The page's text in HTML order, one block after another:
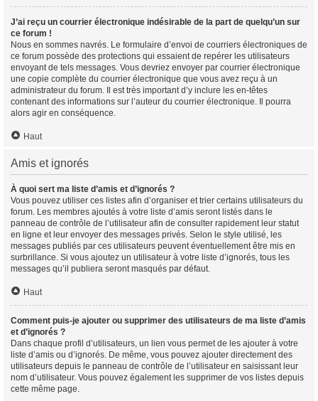
J’ai reçu un courrier électronique indésirable de la part de quelqu’un sur
ce forum !
Nous en sommes navrés. Le formulaire d’envoi de courriers électroniques de
ce forum possède des protections qui essaient de repérer les utilisateurs
envoyant de tels messages. Vous devriez envoyer par courrier électronique
une copie complète du courrier électronique que vous avez reçu à un
administrateur du forum. Il est très important d’y inclure les en-têtes
contenant des informations sur l’auteur du courrier électronique. Il pourra
alors agir en conséquence.
Haut
Amis et ignorés
À quoi sert ma liste d’amis et d’ignorés ?
Vous pouvez utiliser ces listes afin d’organiser et trier certains utilisateurs du
forum. Les membres ajoutés à votre liste d’amis seront listés dans le
panneau de contrôle de l’utilisateur afin de consulter rapidement leur statut
en ligne et leur envoyer des messages privés. Selon le style utilisé, les
messages publiés par ces utilisateurs peuvent éventuellement être mis en
surbrillance. Si vous ajoutez un utilisateur à votre liste d’ignorés, tous les
messages qu’il publiera seront masqués par défaut.
Haut
Comment puis-je ajouter ou supprimer des utilisateurs de ma liste d’amis
et d’ignorés ?
Dans chaque profil d’utilisateurs, un lien vous permet de les ajouter à votre
liste d’amis ou d’ignorés. De même, vous pouvez ajouter directement des
utilisateurs depuis le panneau de contrôle de l’utilisateur en saisissant leur
nom d’utilisateur. Vous pouvez également les supprimer de vos listes depuis
cette même page.